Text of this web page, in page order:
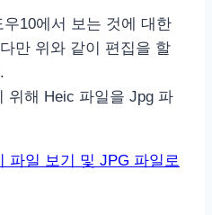
10에서 보는 것에 대한
만 위와 같이 편집을 할
위해 Heic 파일을 Jpg 파